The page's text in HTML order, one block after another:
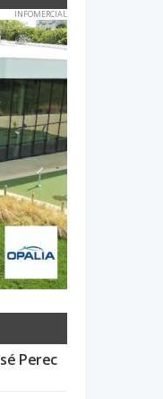
INFOMERCIAL
Perec